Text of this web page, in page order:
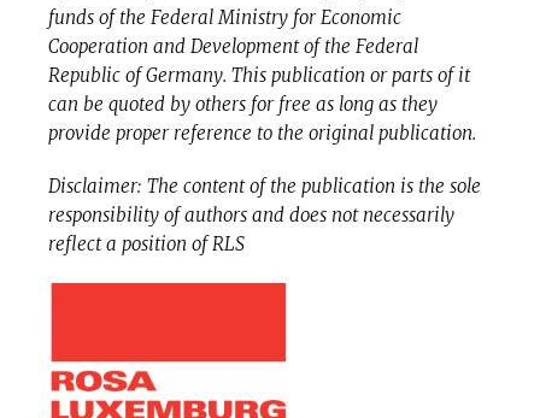
funds of the Federal Ministry for Economic
Cooperation and Development of the Federal
Republic of Germany. This publication or parts of it
can be quoted by others for free as long as they
provide proper reference to the original publication.
Disclaimer: The content of the publication is the sole
responsibility of authors and does not necessarily
reflect a position of RLS